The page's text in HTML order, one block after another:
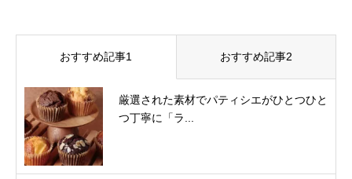
おすすめ記事1 おすすめ記事2
厳選された素材でパティシエがひとつひと
つ丁寧に「ラ...